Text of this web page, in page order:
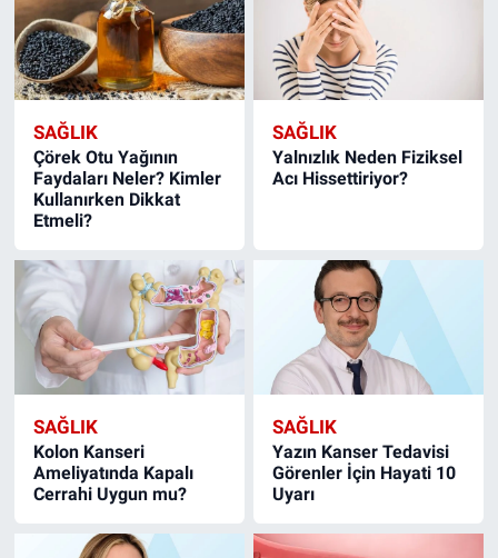
SAĞLIK
Çörek Otu Yağının
Faydaları Neler? Kimler
Kullanırken Dikkat
Etmeli?
SAĞLIK
Yalnızlık Neden Fiziksel
Acı Hissettiriyor?
SAĞLIK
Kolon Kanseri
Ameliyatında Kapalı
Cerrahi Uygun mu?
SAĞLIK
Yazın Kanser Tedavisi
Görenler İçin Hayati 10
Uyarı